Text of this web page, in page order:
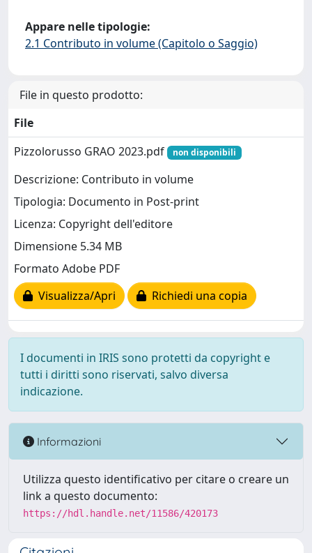
Appare nelle tipologie:
2.1 Contributo in volume (Capitolo o Saggio)
File in questo prodotto:
File
Pizzolorusso GRAO 2023.pdf
non disponibili
Descrizione: Contributo in volume
Tipologia: Documento in Post-print
Licenza: Copyright dell'editore
Dimensione 5.34 MB
Formato Adobe PDF
Visualizza/Apri
Richiedi una copia
I documenti in IRIS sono protetti da copyright e
tutti i diritti sono riservati, salvo diversa
indicazione.
Informazioni
Utilizza questo identificativo per citare o creare un
link a questo documento:
https://hdl.handle.net/11586/420173